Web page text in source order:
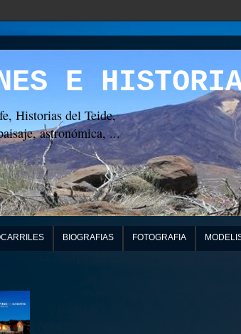
E
Historias del Teide,
astronómica, ...
BIOGRAFIAS FOTOGRAFIA